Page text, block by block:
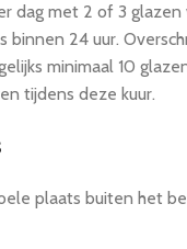
dag met 2 of 3
binnen 24 uur.
minimaal 10
tijdens deze kuur.
plaats buiten het